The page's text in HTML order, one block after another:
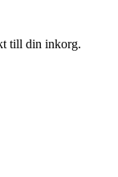
till din inkorg.